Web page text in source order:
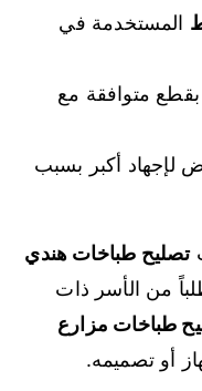
المستخدمة في
بقطع متوافقة مع
لإجهاد أكبر بسبب
تصليح طباخات هندي
من الأسر ذات
طباخات مزارع
أو تصميمه.